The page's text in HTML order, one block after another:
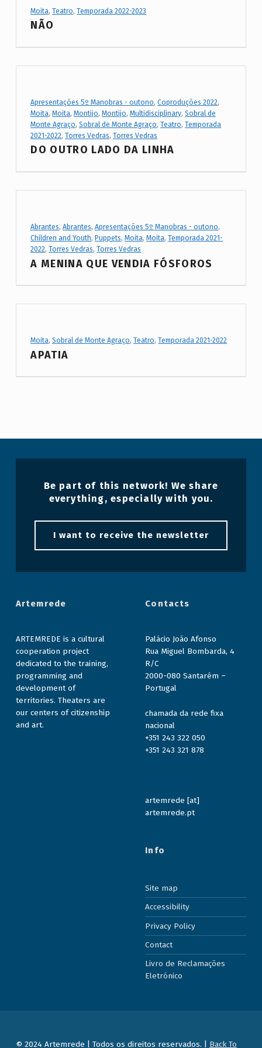
Project Category:
Moita,Teatro,Temporada 2022-2023
NÃO
Apresentações 5º Manobras - outono,Coproduções 2022,
Moita,Moita,Montijo,Montijo,Multidisciplinary,Sobral de
Monte Agraço,Sobral de Monte Agraço,Teatro,Temporada
2021-2022,Torres Vedras,Torres Vedras
DO OUTRO LADO DA LINHA
Project Category:
Abrantes,Abrantes,Apresentações 5º Manobras - outono,
Children and Youth,Puppets,Moita,Moita,Temporada 2021-
2022,Torres Vedras,Torres Vedras
A MENINA QUE VENDIA FÓSFOROS
Project Category:
Moita,Sobral de Monte Agraço,Teatro,Temporada 2021-2022
APATIA
Be part of this network! We share
everything, especially with you.
I want to receive the newsletter
Artemrede
ARTEMREDE is a cultural
cooperation project
dedicated to the training,
programming and
development of
territories. Theaters are
our centers of citizenship
and art.
Contacts
Palácio João Afonso
Rua Miguel Bombarda, 4
R/C
2000-080 Santarém –
Portugal
chamada da rede fixa
nacional
+351 243 322 050
+351 243 321 878
artemrede [at]
artemrede.pt
Info
Site map
Accessibility
Privacy Policy
Contact
Livro de Reclamações
Eletrónico
© 2024 Artemrede | Todos os direitos reservados. | Back To